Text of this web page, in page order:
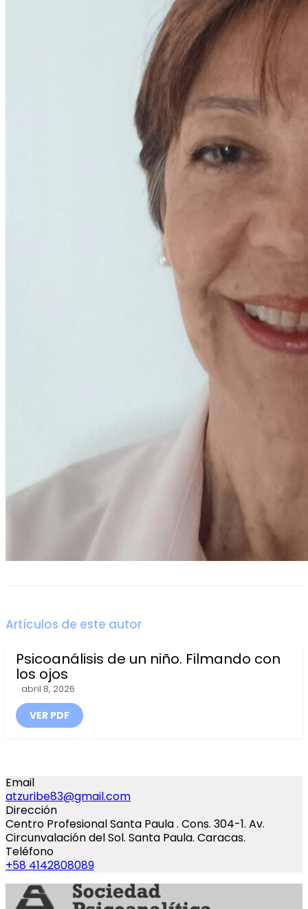
Artículos de este autor
Psicoanálisis de un niño. Filmando con
los ojos
abril 8, 2026
VER PDF
Email
atzuribe83@gmail.com
Dirección
Centro Profesional Santa Paula . Cons. 304-1. Av.
Circunvalación del Sol. Santa Paula. Caracas.
Teléfono
+58 4142808089